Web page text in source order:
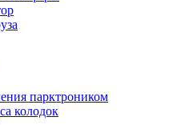
парктроником
колодок